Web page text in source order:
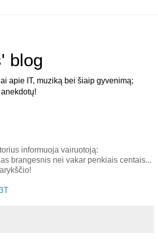
blog
apie IT, muziką bei šiaip gyvenimą;
informuoja vairuotoją:
brangesnis nei vakar penkiais centais...